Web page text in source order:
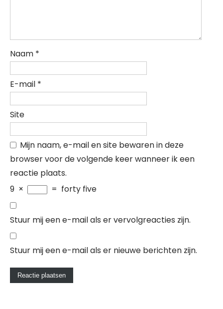
Naam *
E-mail *
Site
Mijn naam, e-mail en site bewaren in deze
browser voor de volgende keer wanneer ik een
reactie plaats.
9 × = forty five
Stuur mij een e-mail als er vervolgreacties zijn.
Stuur mij een e-mail als er nieuwe berichten zijn.